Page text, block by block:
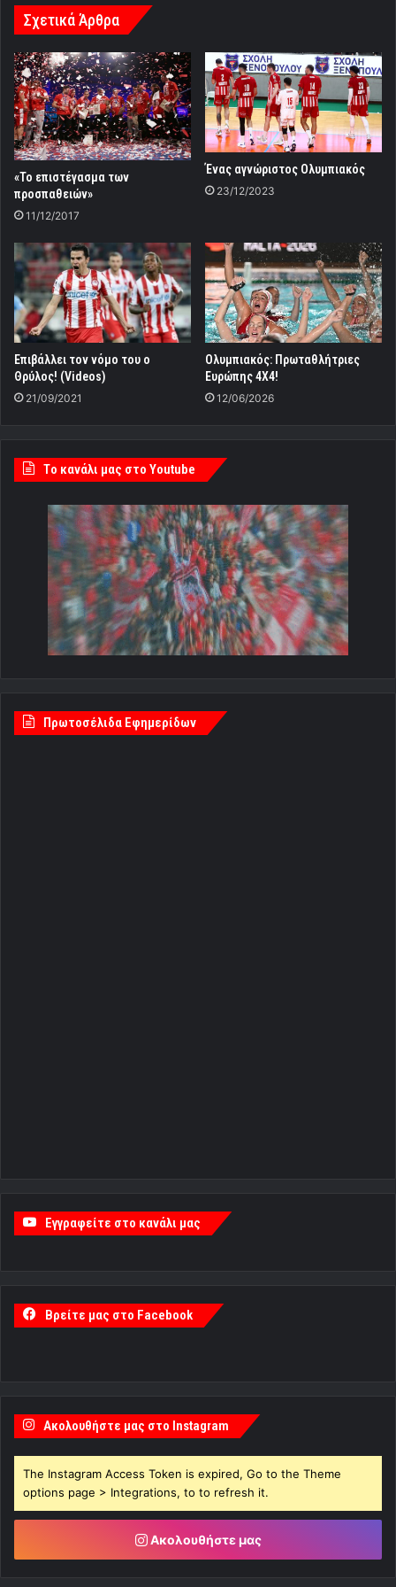
Σχετικά Άρθρα
«Το επιστέγασμα των
προσπαθειών»
11/12/2017
Ένας αγνώριστος Ολυμπιακός
23/12/2023
Επιβάλλει τον νόμο του ο
Θρύλος! (Videos)
21/09/2021
Ολυμπιακός: Πρωταθλήτριες
Ευρώπης 4Χ4!
12/06/2026
Tο κανάλι μας στο Youtube
Πρωτοσέλιδα Εφημερίδων
Εγγραφείτε στο κανάλι μας
Βρείτε μας στο Facebook
Ακολουθήστε μας στο Instagram
The Instagram Access Token is expired, Go to the Theme
options page > Integrations, to to refresh it.
Ακολουθήστε μας